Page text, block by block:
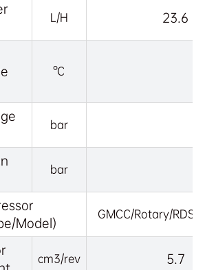
L/H 23.6
°C
bar
bar
Model)
GMCC/Rotary/
cm3/rev 5.7